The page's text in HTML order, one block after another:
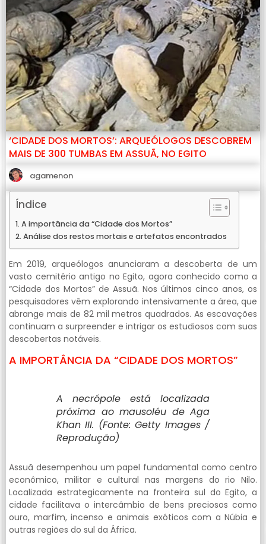
‘CIDADE DOS MORTOS’: ARQUEÓLOGOS DESCOBREM
MAIS DE 300 TUMBAS EM ASSUÃ, NO EGITO
agamenon
Índice
A importância da “Cidade dos Mortos”
Análise dos restos mortais e artefatos encontrados
Em 2019, arqueólogos anunciaram a descoberta de um
vasto cemitério antigo no Egito, agora conhecido como a
“Cidade dos Mortos” de Assuã. Nos últimos cinco anos, os
pesquisadores vêm explorando intensivamente a área, que
abrange mais de 82 mil metros quadrados. As escavações
continuam a surpreender e intrigar os estudiosos com suas
descobertas notáveis.
A IMPORTÂNCIA DA “CIDADE DOS MORTOS”
A necrópole está localizada
próxima ao mausoléu de Aga
Khan III. (Fonte: Getty Images /
Reprodução)
Assuã desempenhou um papel fundamental como centro
econômico, militar e cultural nas margens do rio Nilo.
Localizada estrategicamente na fronteira sul do Egito, a
cidade facilitava o intercâmbio de bens preciosos como
ouro, marfim, incenso e animais exóticos com a Núbia e
outras regiões do sul da África.